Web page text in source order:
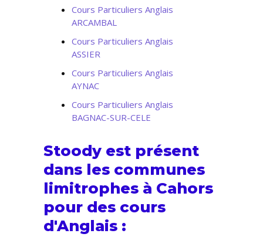
Cours Particuliers Anglais
ARCAMBAL
Cours Particuliers Anglais
ASSIER
Cours Particuliers Anglais
AYNAC
Cours Particuliers Anglais
BAGNAC-SUR-CELE
Stoody est présent
dans les communes
limitrophes à Cahors
pour des cours
d'Anglais :